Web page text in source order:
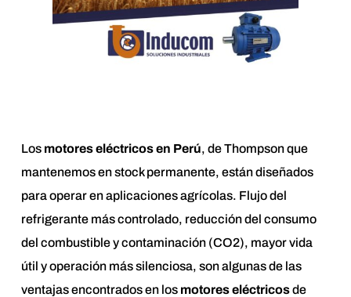
Los motores eléctricos en Perú, de Thompson que
mantenemos en stock permanente, están diseñados
para operar en aplicaciones agrícolas. Flujo del
refrigerante más controlado, reducción del consumo
del combustible y contaminación (CO2), mayor vida
útil y operación más silenciosa, son algunas de las
ventajas encontrados en los motores eléctricosde